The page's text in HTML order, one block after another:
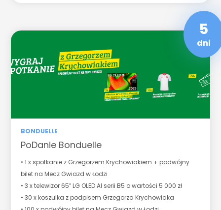
BONDUELLE
PoDanie Bonduelle
• 1 x spotkanie z Grzegorzem Krychowiakiem + podwójny
bilet na Mecz Gwiazd w Łodzi
• 3 x telewizor 65″ LG OLED AI serii B5 o wartości 5 000 zł
• 30 x koszulka z podpisem Grzegorza Krychowiaka
5
dni